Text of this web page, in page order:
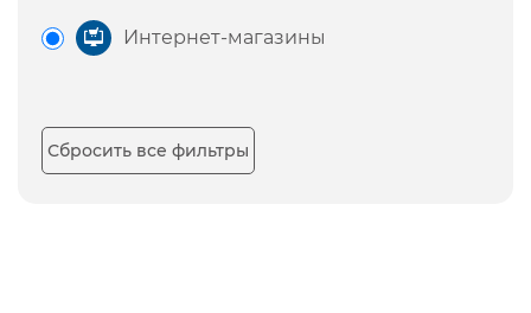
Интернет-магазины
Сбросить все фильтры